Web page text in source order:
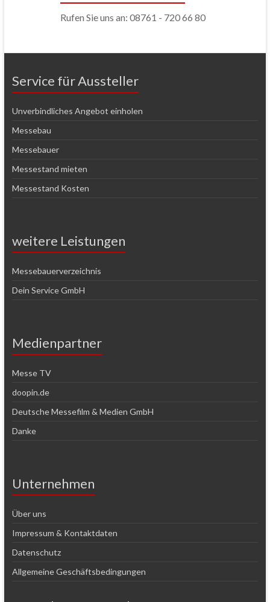
Rufen Sie uns an: 08761 - 720 66 80
Service für Aussteller
Unverbindliches Angebot einholen
Messebau
Messebauer
Messestand mieten
Messestand Kosten
weitere Leistungen
Messebauerverzeichnis
Dein Service GmbH
Medienpartner
Messe TV
doopin.de
Deutsche Messefilm & Medien GmbH
Danke
Unternehmen
Über uns
Impressum & Kontaktdaten
Datenschutz
Allgemeine Geschäftsbedingungen